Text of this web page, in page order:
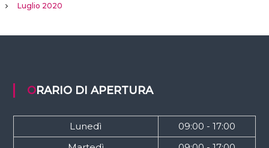
Luglio 2020
ORARIO DI APERTURA
Lunedì
09:00 - 17:00